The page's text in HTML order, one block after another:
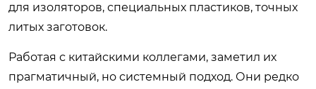
для изоляторов, специальных пластиков, точных
литых заготовок.
Работая с китайскими коллегами, заметил их
прагматичный, но системный подход. Они редко